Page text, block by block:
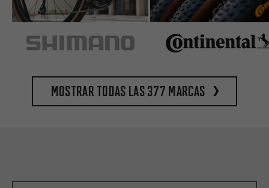
Mostrar todas las 377 marcas